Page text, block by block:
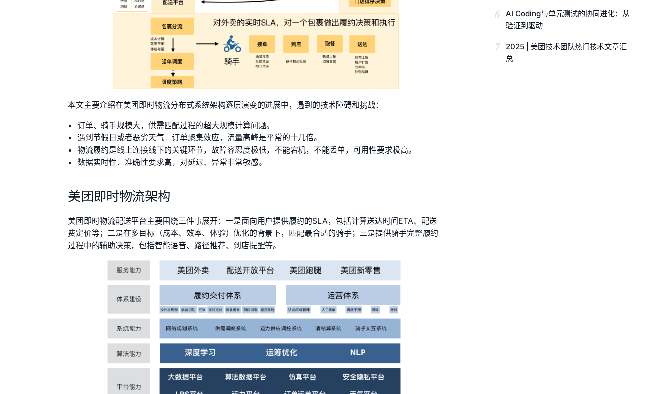
本文主要介绍在美团即时物流分布式系统架构逐层演变的进展中，遇到的技术障碍和挑战：
订单、骑手规模大，供需匹配过程的超大规模计算问题。
遇到节假日或者恶劣天气，订单聚集效应，流量高峰是平常的十几倍。
物流履约是线上连接线下的关键环节，故障容忍度极低，不能宕机，不能丢单，可用性要求极高。
数据实时性、准确性要求高，对延迟、异常非常敏感。
美团即时物流架构
美团即时物流配送平台主要围绕三件事展开：一是面向用户提供履约的SLA，包括计算送达时间ETA、配送
费定价等；二是在多目标（成本、效率、体验）优化的背景下，匹配最合适的骑手；三是提供骑手完整履约
过程中的辅助决策，包括智能语音、路径推荐、到店提醒等。
6
AI Coding与单元测试的协同进化：从
验证到驱动
7
2025 | 美团技术团队热门技术文章汇
总